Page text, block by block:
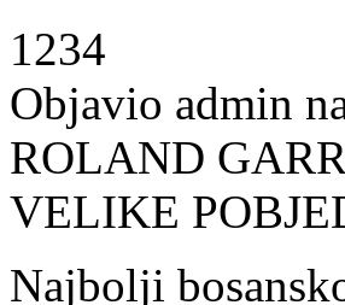
1234
Objavio admin
ROLAND
VELIKE
Najbolji